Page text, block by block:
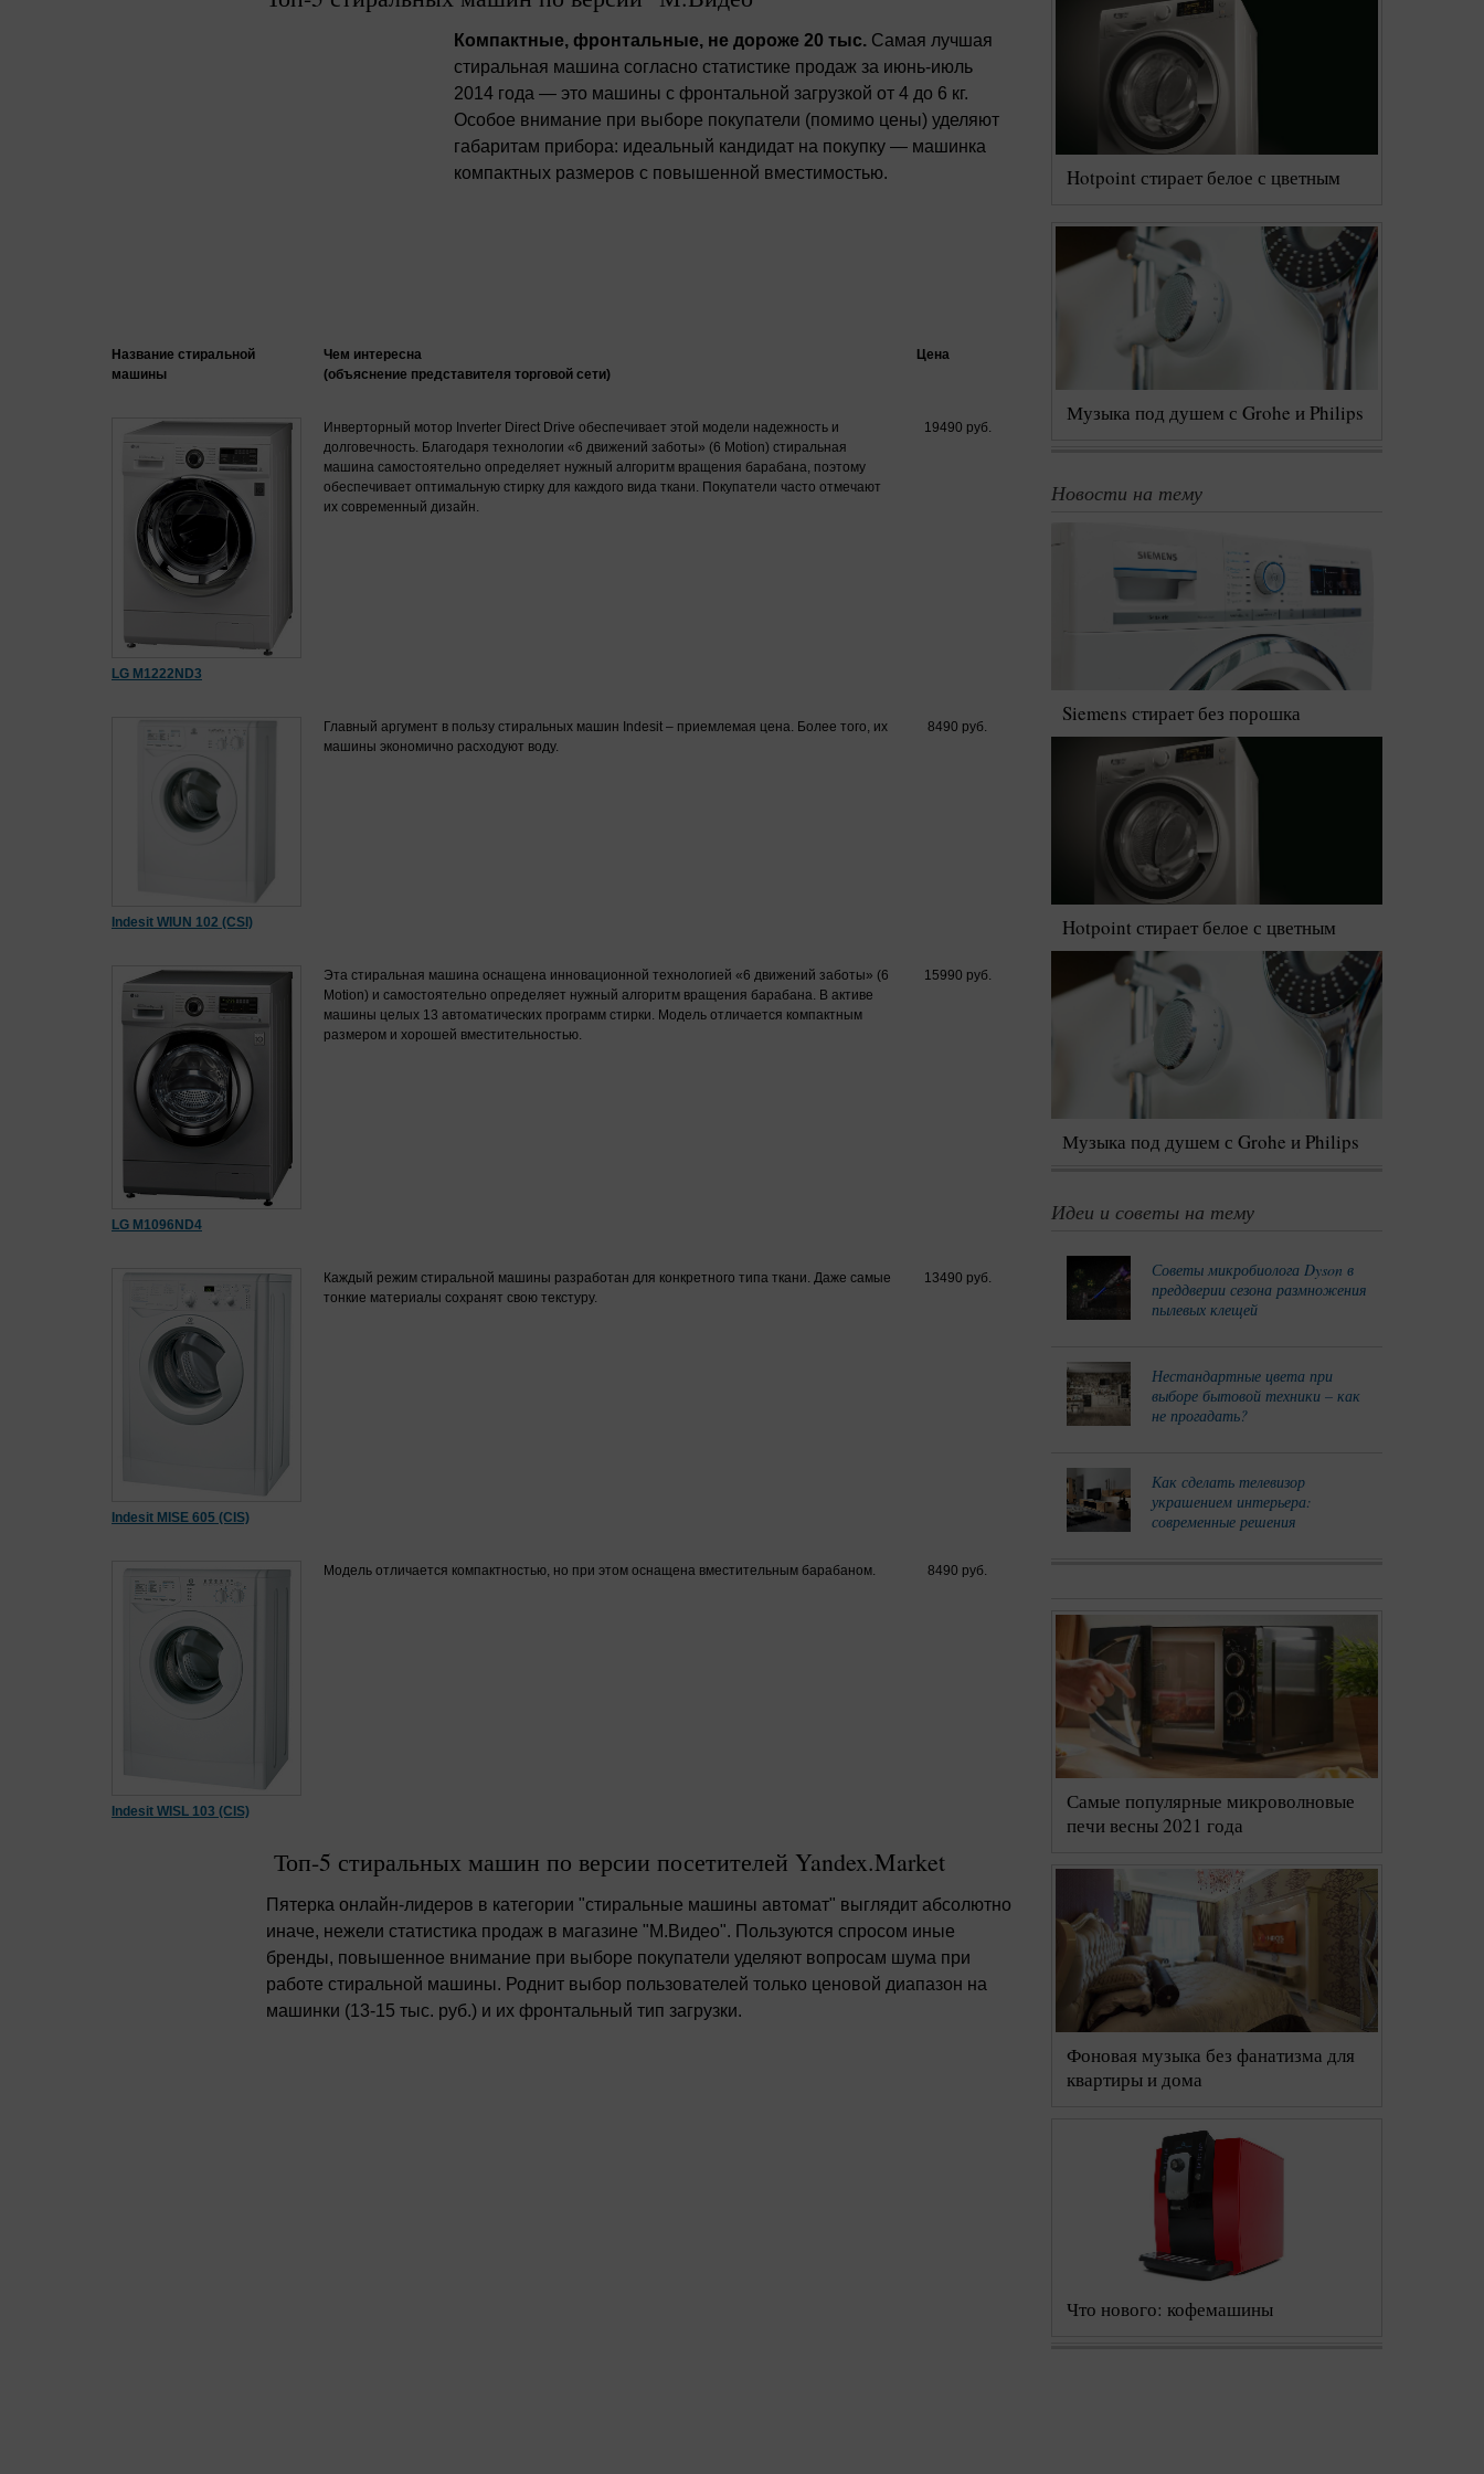
Компактные, фронтальные, не дороже 20 тыс. Самая лучшая
стиральная машина согласно статистике продаж за июнь-июль
2014 года — это машины с фронтальной загрузкой от 4 до 6 кг.
Особое внимание при выборе покупатели (помимо цены) уделяют
габаритам прибора: идеальный кандидат на покупку — машинка
компактных размеров с повышенной вместимостью.
Название стиральной
машины
Чем интересна
(объяснение представителя торговой сети)
Цена
LG M1222ND3
Инверторный мотор Inverter Direct Drive обеспечивает этой модели надежность и
долговечность. Благодаря технологии «6 движений заботы» (6 Motion) стиральная
машина самостоятельно определяет нужный алгоритм вращения барабана, поэтому
обеспечивает оптимальную стирку для каждого вида ткани. Покупатели часто отмечают
их современный дизайн.
19490 руб.
Indesit WIUN 102 (CSI)
Главный аргумент в пользу стиральных машин Indesit – приемлемая цена. Более того, их
машины экономично расходуют воду.
8490 руб.
LG M1096ND4
Эта стиральная машина оснащена инновационной технологией «6 движений заботы» (6
Motion) и самостоятельно определяет нужный алгоритм вращения барабана. В активе
машины целых 13 автоматических программ стирки. Модель отличается компактным
размером и хорошей вместительностью.
15990 руб.
Indesit MISE 605 (CIS)
Каждый режим стиральной машины разработан для конкретного типа ткани. Даже самые
тонкие материалы сохранят свою текстуру.
13490 руб.
Indesit WISL 103 (CIS)
Модель отличается компактностью, но при этом оснащена вместительным барабаном. 8490 руб.
Топ-5 стиральных машин по версии посетителей Yandex.Market
Пятерка онлайн-лидеров в категории "стиральные машины автомат" выглядит абсолютно
иначе, нежели статистика продаж в магазине "М.Видео". Пользуются спросом иные
бренды, повышенное внимание при выборе покупатели уделяют вопросам шума при
работе стиральной машины. Роднит выбор пользователей только ценовой диапазон на
машинки (13-15 тыс. руб.) и их фронтальный тип загрузки.
Hotpoint стирает белое с цветным
Музыка под душем с Grohe и Philips
Новости на тему
Siemens стирает без порошка
Hotpoint стирает белое с цветным
Музыка под душем с Grohe и Philips
Идеи и советы на тему
Советы микробиолога Dyson в
преддверии сезона размножения
пылевых клещей
Нестандартные цвета при
выборе бытовой техники – как
не прогадать?
Как сделать телевизор
украшением интерьера:
современные решения
Самые популярные микроволновые
печи весны 2021 года
Фоновая музыка без фанатизма для
квартиры и дома
Что нового: кофемашины